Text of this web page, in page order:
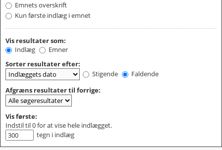
Emnets overskrift
Kun første indlæg i emnet
Vis resultater som:
Indlæg
Emner
Sorter resultater efter:
Stigende
Faldende
Afgræns resultater til forrige:
Vis første:
Indstil til 0 for at vise hele indlægget.
tegn i indlæg